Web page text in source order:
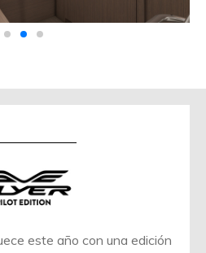
este año con una edición